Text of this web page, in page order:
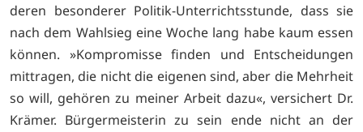
deren besonderer Politik-Unterrichtsstunde, dass sie
nach dem Wahlsieg eine Woche lang habe kaum essen
können. »Kompromisse finden und Entscheidungen
mittragen, die nicht die eigenen sind, aber die Mehrheit
so will, gehören zu meiner Arbeit dazu«, versichert Dr.
Krämer. Bürgermeisterin zu sein ende nicht an der